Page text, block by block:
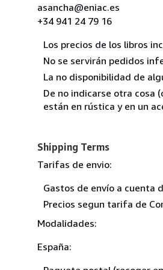
asancha@eniac.es
+34 941 24 79 16
Los precios de los libros
No se servirán pedidos
La no disponibilidad de
De no indicarse otra cosa
están en rústica y en un
Shipping Terms
Tarifas de envio:
Gastos de envío a cuenta
Precios segun tarifa de
Modalidades:
España: